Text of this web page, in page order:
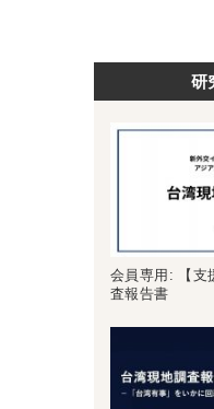
研
会員専用: 【支
査報告書